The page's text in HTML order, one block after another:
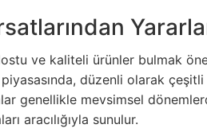
ve kaliteli ürünler bulmak
piyasasında, düzenli olarak
genellikle mevsimsel
aracılığıyla sunulur.